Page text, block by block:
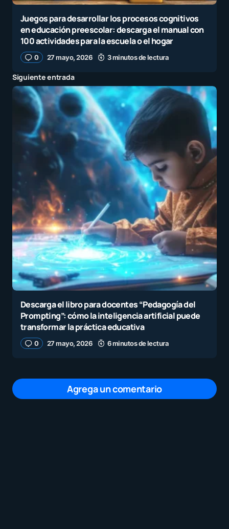
Juegos para desarrollar los procesos cognitivos
en educación preescolar: descarga el manual con
100 actividades para la escuela o el hogar
0 27 mayo, 2026 3 minutos de lectura
Siguiente entrada
Descarga el libro para docentes “Pedagogía del
Prompting”: cómo la inteligencia artificial puede
transformar la práctica educativa
0 27 mayo, 2026 6 minutos de lectura
Agrega un comentario